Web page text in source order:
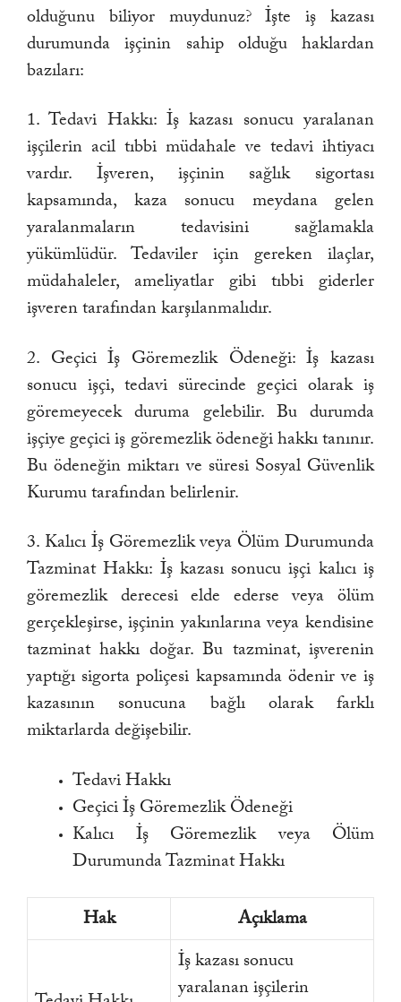
olduğunu biliyor muydunuz? İşte iş kazası
durumunda işçinin sahip olduğu haklardan
bazıları:
1. Tedavi Hakkı: İş kazası sonucu yaralanan
işçilerin acil tıbbi müdahale ve tedavi ihtiyacı
vardır. İşveren, işçinin sağlık sigortası
kapsamında, kaza sonucu meydana gelen
yaralanmaların tedavisini sağlamakla
yükümlüdür. Tedaviler için gereken ilaçlar,
müdahaleler, ameliyatlar gibi tıbbi giderler
işveren tarafından karşılanmalıdır.
2. Geçici İş Göremezlik Ödeneği: İş kazası
sonucu işçi, tedavi sürecinde geçici olarak iş
göremeyecek duruma gelebilir. Bu durumda
işçiye geçici iş göremezlik ödeneği hakkı tanınır.
Bu ödeneğin miktarı ve süresi Sosyal Güvenlik
Kurumu tarafından belirlenir.
3. Kalıcı İş Göremezlik veya Ölüm Durumunda
Tazminat Hakkı: İş kazası sonucu işçi kalıcı iş
göremezlik derecesi elde ederse veya ölüm
gerçekleşirse, işçinin yakınlarına veya kendisine
tazminat hakkı doğar. Bu tazminat, işverenin
yaptığı sigorta poliçesi kapsamında ödenir ve iş
kazasının sonucuna bağlı olarak farklı
miktarlarda değişebilir.
Tedavi Hakkı
Geçici İş Göremezlik Ödeneği
Kalıcı İş Göremezlik veya Ölüm
Durumunda Tazminat Hakkı
Hak Açıklama
İş kazası sonucu
yaralanan işçilerin